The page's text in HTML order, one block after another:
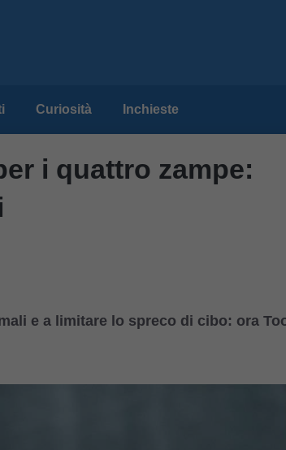
Curiosità Inchieste
i quattro zampe:
e a limitare lo spreco di cibo: ora